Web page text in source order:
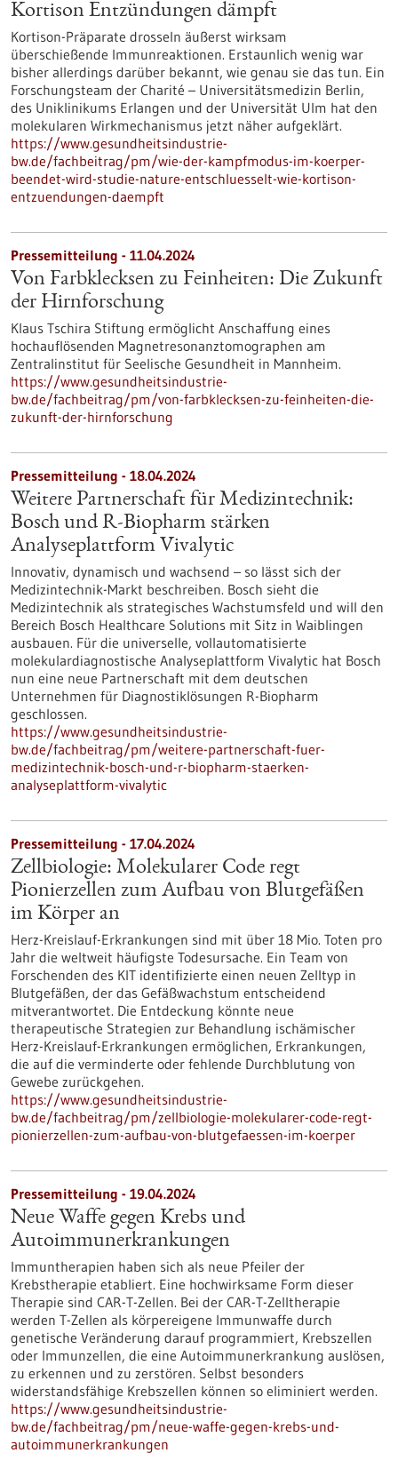
Kortison Entzündungen dämpft
Kortison-Präparate drosseln äußerst wirksam
überschießende Immunreaktionen. Erstaunlich wenig war
bisher allerdings darüber bekannt, wie genau sie das tun. Ein
Forschungsteam der Charité – Universitätsmedizin Berlin,
des Uniklinikums Erlangen und der Universität Ulm hat den
molekularen Wirkmechanismus jetzt näher aufgeklärt.
https://www.gesundheitsindustrie-
bw.de/fachbeitrag/pm/wie-der-kampfmodus-im-koerper-
beendet-wird-studie-nature-entschluesselt-wie-kortison-
entzuendungen-daempft
Pressemitteilung - 11.04.2024
Von Farbklecksen zu Feinheiten: Die Zukunft
der Hirnforschung
Klaus Tschira Stiftung ermöglicht Anschaffung eines
hochauflösenden Magnetresonanztomographen am
Zentralinstitut für Seelische Gesundheit in Mannheim.
https://www.gesundheitsindustrie-
bw.de/fachbeitrag/pm/von-farbklecksen-zu-feinheiten-die-
zukunft-der-hirnforschung
Pressemitteilung - 18.04.2024
Weitere Partnerschaft für Medizintechnik:
Bosch und R-Biopharm stärken
Analyseplattform Vivalytic
Innovativ, dynamisch und wachsend – so lässt sich der
Medizintechnik-Markt beschreiben. Bosch sieht die
Medizintechnik als strategisches Wachstumsfeld und will den
Bereich Bosch Healthcare Solutions mit Sitz in Waiblingen
ausbauen. Für die universelle, vollautomatisierte
molekulardiagnostische Analyseplattform Vivalytic hat Bosch
nun eine neue Partnerschaft mit dem deutschen
Unternehmen für Diagnostiklösungen R-Biopharm
geschlossen.
https://www.gesundheitsindustrie-
bw.de/fachbeitrag/pm/weitere-partnerschaft-fuer-
medizintechnik-bosch-und-r-biopharm-staerken-
analyseplattform-vivalytic
Pressemitteilung - 17.04.2024
Zellbiologie: Molekularer Code regt
Pionierzellen zum Aufbau von Blutgefäßen
im Körper an
Herz-Kreislauf-Erkrankungen sind mit über 18 Mio. Toten pro
Jahr die weltweit häufigste Todesursache. Ein Team von
Forschenden des KIT identifizierte einen neuen Zelltyp in
Blutgefäßen, der das Gefäßwachstum entscheidend
mitverantwortet. Die Entdeckung könnte neue
therapeutische Strategien zur Behandlung ischämischer
Herz-Kreislauf-Erkrankungen ermöglichen, Erkrankungen,
die auf die verminderte oder fehlende Durchblutung von
Gewebe zurückgehen.
https://www.gesundheitsindustrie-
bw.de/fachbeitrag/pm/zellbiologie-molekularer-code-regt-
pionierzellen-zum-aufbau-von-blutgefaessen-im-koerper
Pressemitteilung - 19.04.2024
Neue Waffe gegen Krebs und
Autoimmunerkrankungen
Immuntherapien haben sich als neue Pfeiler der
Krebstherapie etabliert. Eine hochwirksame Form dieser
Therapie sind CAR-T-Zellen. Bei der CAR-T-Zelltherapie
werden T-Zellen als körpereigene Immunwaffe durch
genetische Veränderung darauf programmiert, Krebszellen
oder Immunzellen, die eine Autoimmunerkrankung auslösen,
zu erkennen und zu zerstören. Selbst besonders
widerstandsfähige Krebszellen können so eliminiert werden.
https://www.gesundheitsindustrie-
bw.de/fachbeitrag/pm/neue-waffe-gegen-krebs-und-
autoimmunerkrankungen